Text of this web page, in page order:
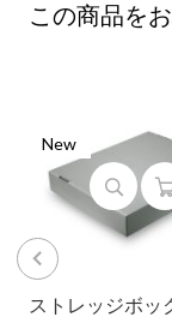
この商品を
New
ストレッジボッ